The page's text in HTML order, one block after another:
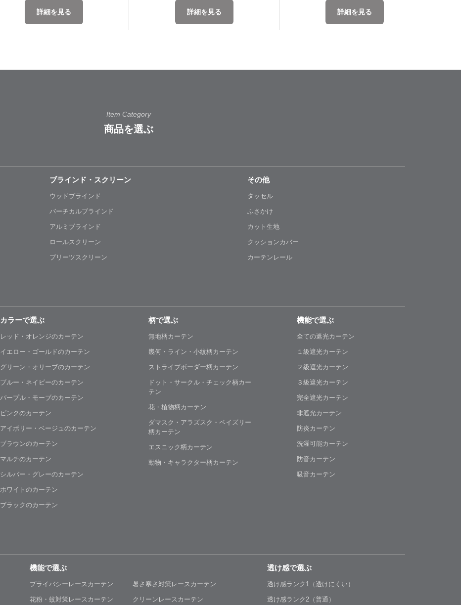
詳細を見る 詳細を見る 詳細を見る
Item Category
商品を選ぶ
ブラインド・スクリーン
ウッドブラインド
バーチカルブラインド
アルミブラインド
ロールスクリーン
プリーツスクリーン
その他
タッセル
ふさかけ
カット生地
クッションカバー
カーテンレール
カラーで選ぶ
レッド・オレンジのカーテン
イエロー・ゴールドのカーテン
グリーン・オリーブのカーテン
ブルー・ネイビーのカーテン
パープル・モーブのカーテン
ピンクのカーテン
アイボリー・ベージュのカーテン
ブラウンのカーテン
マルチのカーテン
シルバー・グレーのカーテン
ホワイトのカーテン
ブラックのカーテン
柄で選ぶ
無地柄カーテン
幾何・ライン・小紋柄カーテン
ストライプボーダー柄カーテン
ドット・サークル・チェック柄カー
テン
花・植物柄カーテン
ダマスク・アラズスク・ペイズリー
柄カーテン
エスニック柄カーテン
動物・キャラクター柄カーテン
機能で選ぶ
全ての遮光カーテン
１級遮光カーテン
２級遮光カーテン
３級遮光カーテン
完全遮光カーテン
非遮光カーテン
防炎カーテン
洗濯可能カーテン
防音カーテン
吸音カーテン
機能で選ぶ
プライバシーレースカーテン 暑さ寒さ対策レースカーテン
花粉・蚊対策レースカーテン クリーンレースカーテン
透け感で選ぶ
透け感ランク1（透けにくい）
透け感ランク2（普通）